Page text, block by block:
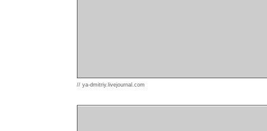
// ya-dmitriy.livejournal.com